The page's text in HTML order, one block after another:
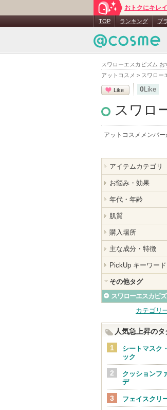
スワローエスカピズム
アットコスメ > スワロー
おトクにキレ
TOP ランキング ブ
Like 0Like
スワロ
アットコスメメンバー
アイテムカテゴリ
お悩み・効果
年代・年齢
肌質
購入場所
主な成分・特徴
PickUp キーワード
その他タグ
スワローエスカピ
カテゴリ
人気急上昇のタ
シートマスク
ック
クッションフ
デ
フェイスクリ